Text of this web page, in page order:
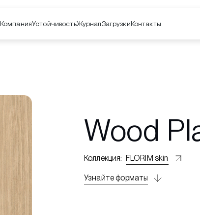
КомпанияУстойчивостьЖурналЗагрузкиКонтакты
Wood
Коллекция: FLORIM skin
Узнайте форматы